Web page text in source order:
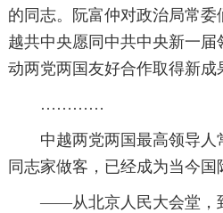
的同志。阮富仲对政治局常
越共中央愿同中共中央新一
动两党两国友好合作取得新成
…………
中越两党两国最高领导人
同志家做客，已经成为当今国
——从北京人民大会堂，到